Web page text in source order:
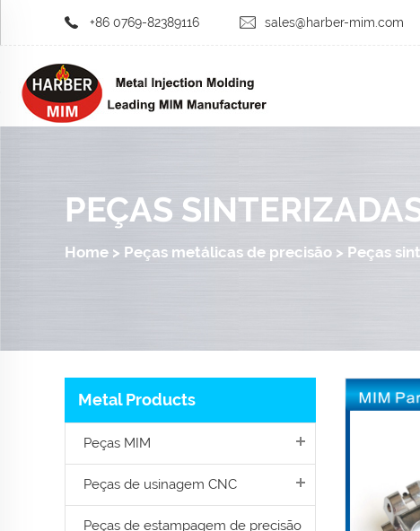
+86 0769-82389116 sales@harber-mim.com
PEÇAS
Home > Peças metálicas de precisão > Peças
Metal Products
Peças MIM
Peças de usinagem CNC
Peças de estampagem de precisão